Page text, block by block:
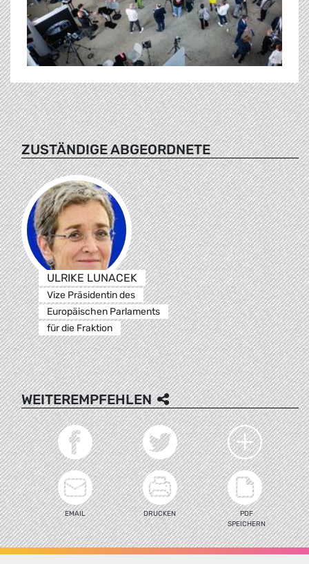
ZUSTÄNDIGE ABGEORDNETE
ULRIKE LUNACEK
Vize Präsidentin des
Europäischen Parlaments
für die Fraktion
WEITEREMPFEHLEN
EMAIL DRUCKEN
PDF
SPEICHERN